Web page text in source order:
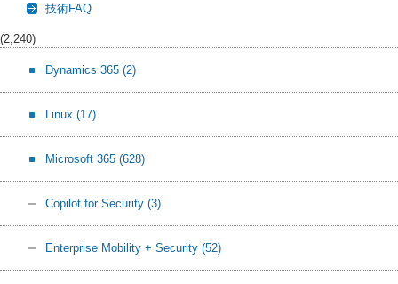
技術FAQ
(2,240)
Dynamics 365 (2)
Linux (17)
Microsoft 365 (628)
Copilot for Security (3)
Enterprise Mobility + Security (52)